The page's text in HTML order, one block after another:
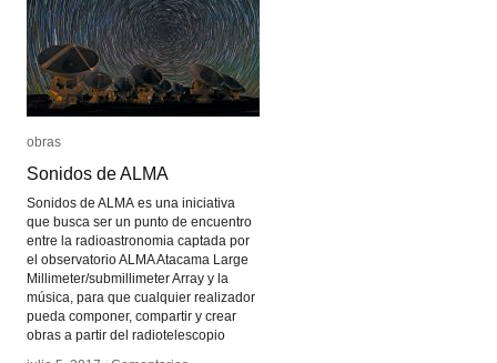
obras
Sonidos de ALMA
Sonidos de ALMA es una iniciativa
que busca ser un punto de encuentro
entre la radioastronomia captada por
el observatorio ALMA Atacama Large
Millimeter/submillimeter Array y la
música, para que cualquier realizador
pueda componer, compartir y crear
obras a partir del radiotelescopio
obras
Sonidos de ALMA